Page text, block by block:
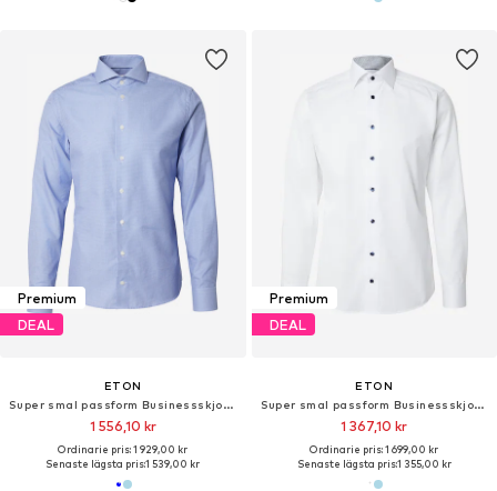
Premium
DEAL
ETON
Super smal passform Businessskjorta
1 556,10 kr
Ordinarie pris: 1 929,00 kr
Senaste lägsta pris:1 539,00 kr
Premium
DEAL
ETON
Super smal passform Businessskjorta
1 367,10 kr
Ordinarie pris: 1 699,00 kr
Senaste lägsta pris:1 355,00 kr